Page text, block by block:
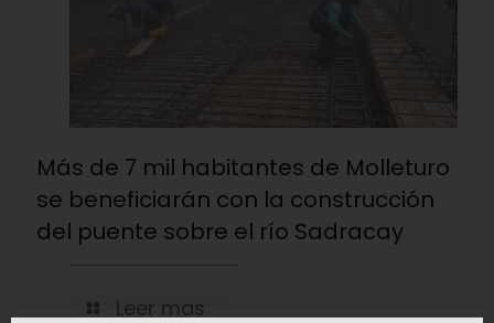
Más de 7 mil habitantes de Molleturo
se beneficiarán con la construcción
del puente sobre el río Sadracay
Leer mas